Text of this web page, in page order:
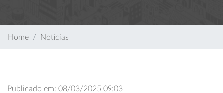
Home Notícias
Publicado em: 08/03/2025 09:03